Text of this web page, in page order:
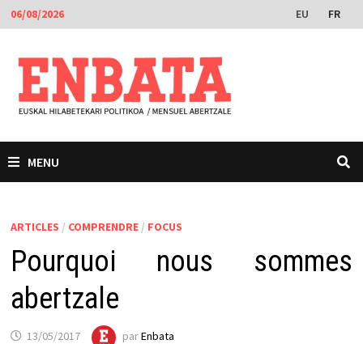
Passer
au
contenu
06/08/2026 EU FR
MENU
ARTICLES / COMPRENDRE/ FOCUS
Pourquoi nous sommes
abertzale
13/05/2017 parEnbata